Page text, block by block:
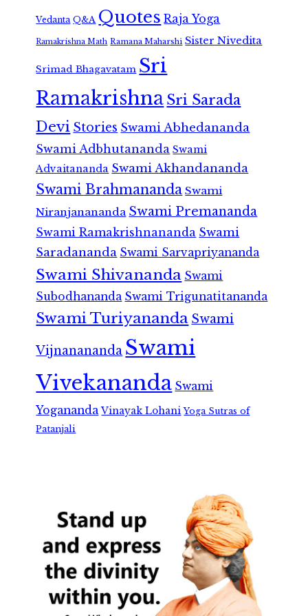
Vedanta Q&A Quotes Raja Yoga
Ramakrishna Math Ramana Maharshi Sister Nivedita
Srimad Bhagavatam Sri
RamakrishnaSri Sarada
Devi Stories Swami Abhedananda
Swami Adbhutananda Swami
Advaitananda Swami Akhandananda
Swami Brahmananda Swami
Niranjanananda Swami Premananda
Swami Ramakrishnananda Swami
Saradananda Swami Sarvapriyananda
Swami Shivananda Swami
Subodhananda Swami Trigunatitananda
Swami Turiyananda Swami
Vijnanananda Swami
Vivekananda Swami
Yogananda Vinayak Lohani Yoga Sutras of
Patanjali